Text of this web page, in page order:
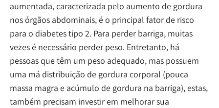
aumentada, caracterizada pelo aumento de gordura
nos órgãos abdominais, é o principal fator de risco
para o diabetes tipo 2. Para perder barriga, muitas
vezes é necessário perder peso. Entretanto, há
pessoas que têm um peso adequado, mas possuem
uma má distribuição de gordura corporal (pouca
massa magra e acúmulo de gordura na barriga), estas,
também precisam investir em melhorar sua